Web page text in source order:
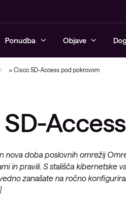
Ponudba
Varnostne
Upravljanje
rešitev
Varna
poslovna
Brezžična
generacije
oblaka ter
Zasnovano
delovno
Razvoj
Upravljane
Objave
» Cisco SD-Access pod pokrovom
nova doba poslovnih omrežij
in pravili. S stališča kibernetske
zanašate na ročno